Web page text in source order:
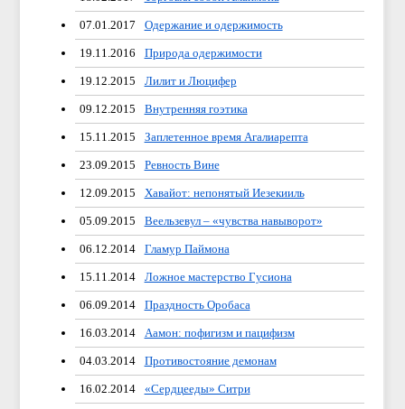
07.01.2017 Одержание и одержимость
19.11.2016 Природа одержимости
19.12.2015 Лилит и Люцифер
09.12.2015 Внутренняя гоэтика
15.11.2015 Заплетенное время Агалиарепта
23.09.2015 Ревность Вине
12.09.2015 Хавайот: непонятый Иезекииль
05.09.2015 Веельзевул – «чувства навыворот»
06.12.2014 Гламур Паймона
15.11.2014 Ложное мастерство Гусиона
06.09.2014 Праздность Оробаса
16.03.2014 Аамон: пофигизм и пацифизм
04.03.2014 Противостояние демонам
16.02.2014 «Сердцееды» Ситри